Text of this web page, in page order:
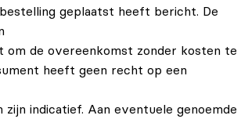
geplaatst heeft bericht. De
om de overeenkomst zonder kosten te
heeft geen recht op een
indicatief. Aan eventuele genoemde